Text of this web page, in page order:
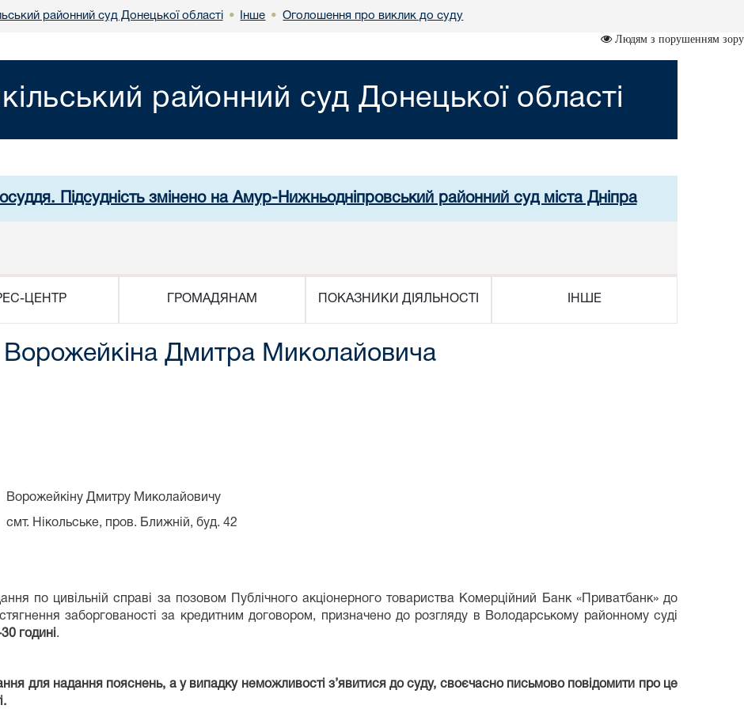
районний суд Донецької області • Інше • Оголошення про виклик до суду
Людям з порушенням зору
районний суд Донецької області
Підсудність змінено на Амур-Нижньодніпровський районний суд міста Дніпра
ЦЕНТР ГРОМАДЯНАМ ПОКАЗНИКИ ДІЯЛЬНОСТІ ІНШЕ
Ворожейкіна Дмитра Миколайовича
Миколайовичу
Ближній, буд. 42
справі за позовом Публічного акціонерного товариства Комерційний Банк «Приватбанк» до
заборгованості за кредитним договором, призначено до розгляду в Володарському районному суді
годині.
для надання пояснень, а у випадку неможливості з’явитися до суду, своєчасно письмово повідомити про це